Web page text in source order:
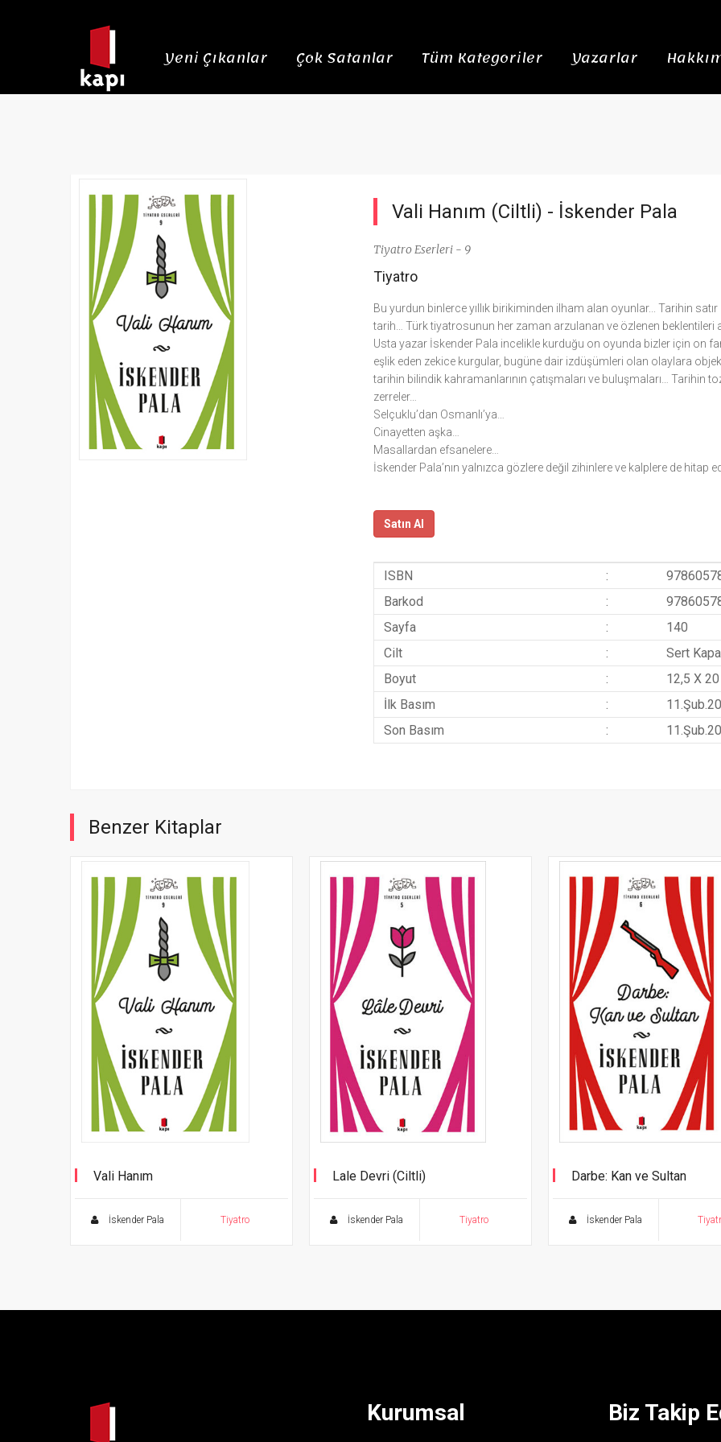
Yeni Çıkanlar Çok Satanlar Tüm Kategoriler Yazarlar
Vali Hanım (Ciltli) - İskender Pala
Tiyatro Eserleri - 9
Tiyatro
Bu yurdun binlerce yıllık birikiminden ilham alan oyunlar... Tarihin
tarih… Türk tiyatrosunun her zaman arzulanan ve özlenen beklentileri
Usta yazar İskender Pala incelikle kurduğu on oyunda bizler için on
eşlik eden zekice kurgular, bugüne dair izdüşümleri olan olaylara
tarihin bilindik kahramanlarının çatışmaları ve buluşmaları… Tarihin
zerreler…
Selçuklu’dan Osmanlı’ya…
Cinayetten aşka…
Masallardan efsanelere…
İskender Pala’nın yalnızca gözlere değil zihinlere ve kalplere de hitap
Satın Al
ISBN :
Barkod
:
Sayfa
:
140
Cilt
:
Sert
Boyut
:
12,5 X 20
İlk Basım
:
Son Basım
:
Benzer Kitaplar
Vali Hanım
İskender Pala Tiyatro
Lale Devri (Ciltli)
İskender Pala Tiyatro
Darbe: Kan ve Sultan
İskender Pala
Kurumsal Biz Takip